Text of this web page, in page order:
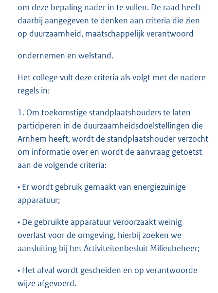
om deze bepaling nader in te vullen. De raad heeft
daarbij aangegeven te denken aan criteria die zien
op duurzaamheid, maatschappelijk verantwoord
ondernemen en welstand.
Het college vult deze criteria als volgt met de nadere
regels in:
1. Om toekomstige standplaatshouders te laten
participeren in de duurzaamheidsdoelstellingen die
Arnhem heeft, wordt de standplaatshouder verzocht
om informatie over en wordt de aanvraag getoetst
aan de volgende criteria:
• Er wordt gebruik gemaakt van energiezuinige
apparatuur;
• De gebruikte apparatuur veroorzaakt weinig
overlast voor de omgeving, hierbij zoeken we
aansluiting bij het Activiteitenbesluit Milieubeheer;
• Het afval wordt gescheiden en op verantwoorde
wijze afgevoerd.